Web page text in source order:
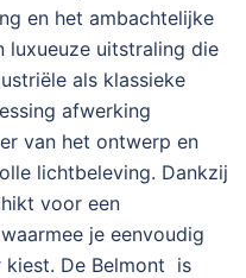
en het ambachtelijke
luxueuze uitstraling die
als klassieke
afwerking
van het ontwerp en
lichtbeleving. Dankzij
voor een
je eenvoudig
kiest. De Belmont is